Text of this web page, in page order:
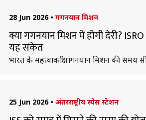
28 Jun 2026 • गगनयान मिशन
क्या गगनयान मिशन में होगी देरी?
यह संकेत
भारत के महत्वाकांक्षी गगनयान मिशन की समय
25 Jun 2026 • अंतरराष्ट्रीय स्पेस स्टेशन